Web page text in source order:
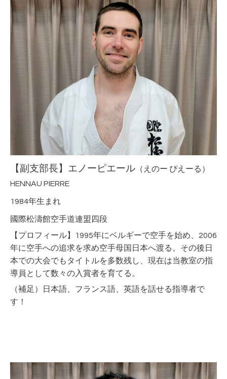
【副支部長】エノーピエール （えのー ぴえーる）
HENNAU PIERRE
1984年生まれ
國際松濤館空手道連盟四段
【プロフィール】1995年にベルギーで空手を始め、2006
年に空手への追求を求め空手母国日本へ渡る。その後日
本での大会でもタイトルを多数残し、現在は当教室の指
導員として数々の入賞者を育てる。
（補足）日本語、フランス語、英語を話せる指導者で
す！